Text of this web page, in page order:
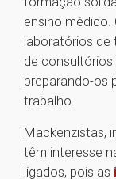
ensino médico.
laboratórios de
de consultórios
preparando-os
trabalho.
Mackenzistas,
têm interesse
ligados, pois as